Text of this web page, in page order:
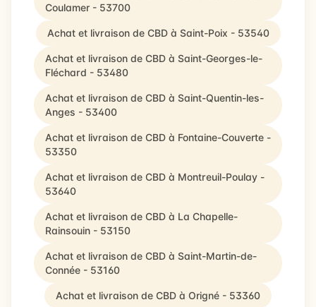
Coulamer - 53700
Achat et livraison de CBD à Saint-Poix - 53540
Achat et livraison de CBD à Saint-Georges-le-
Fléchard - 53480
Achat et livraison de CBD à Saint-Quentin-les-
Anges - 53400
Achat et livraison de CBD à Fontaine-Couverte -
53350
Achat et livraison de CBD à Montreuil-Poulay -
53640
Achat et livraison de CBD à La Chapelle-
Rainsouin - 53150
Achat et livraison de CBD à Saint-Martin-de-
Connée - 53160
Achat et livraison de CBD à Origné - 53360